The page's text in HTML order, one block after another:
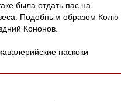
была отдать пас на
Подобным образом Колю
Кононов.
наскоки